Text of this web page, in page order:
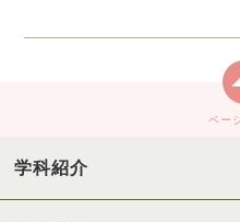
ペー
学科紹介